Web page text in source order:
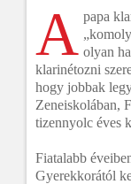
A papa
olyan
klarinétozni
hogy jobbak
Zeneiskolában,
tizennyolc éves
Fiatalabb
Gyerekkorától